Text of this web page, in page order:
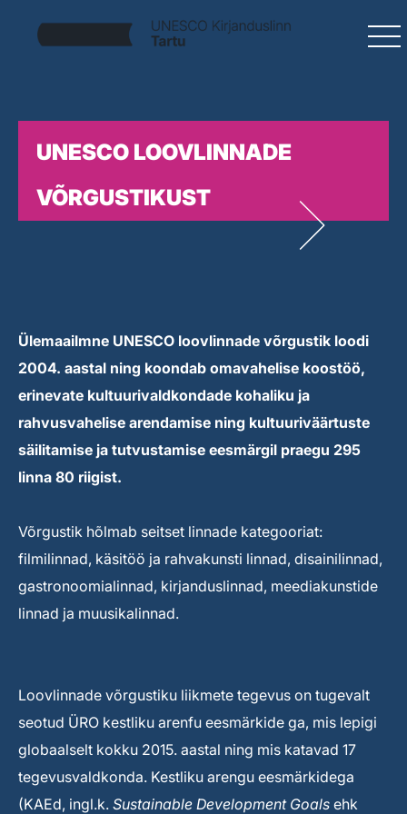
UNESCO LOOVLINNADE
VÕRGUSTIKUST
Ülemaailmne UNESCO loovlinnade võrgustik loodi
2004. aastal ning koondab omavahelise koostöö,
erinevate kultuurivaldkondade kohaliku ja
rahvusvahelise arendamise ning kultuuriväärtuste
säilitamise ja tutvustamise eesmärgil praegu 295
linna 80 riigist.
Võrgustik hõlmab seitset linnade kategooriat:
filmilinnad, käsitöö ja rahvakunsti linnad, disainilinnad,
gastronoomialinnad, kirjanduslinnad, meediakunstide
linnad ja muusikalinnad.
Loovlinnade võrgustiku liikmete tegevus on tugevalt
seotud ÜRO kestliku arenfu eesmärkide ga, mis lepigi
globaalselt kokku 2015. aastal ning mis katavad 17
tegevusvaldkonda. Kestliku arengu eesmärkidega
(KAEd, ingl.k. Sustainable Development Goals ehk